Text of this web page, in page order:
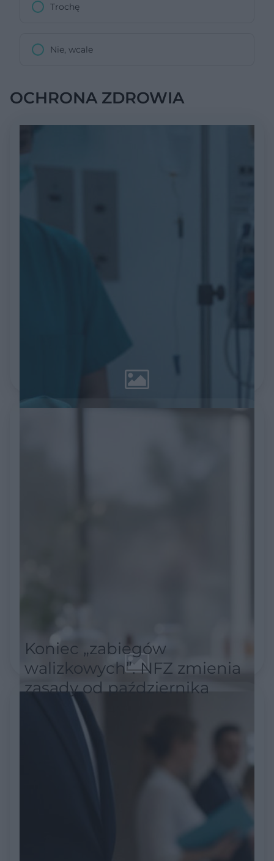
Trochę
Nie, wcale
OCHRONA ZDROWIA
Koniec „zabiegów
walizkowych”. NFZ zmienia
zasady od października